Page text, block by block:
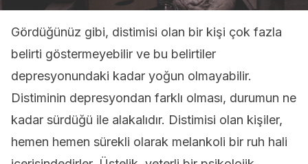
Gördüğünüz gibi, distimisi olan bir kişi çok fazla
belirti göstermeyebilir ve bu belirtiler
depresyonundaki kadar yoğun olmayabilir.
Distiminin depresyondan farklı olması, durumun ne
kadar sürdüğü ile alakalıdır. Distimisi olan kişiler,
hemen hemen sürekli olarak melankoli bir ruh hali